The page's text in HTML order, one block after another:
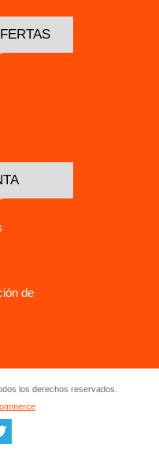
de
los derechos reservados.